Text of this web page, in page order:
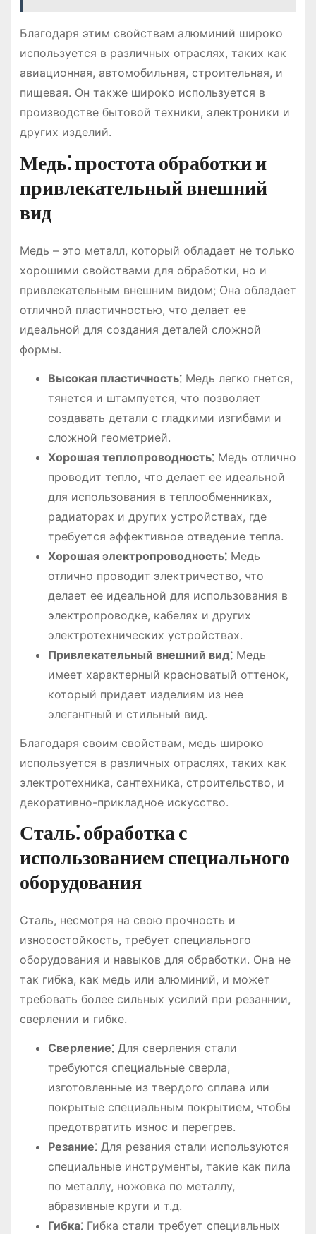
Благодаря этим свойствам алюминий широко
используется в различных отраслях, таких как
авиационная, автомобильная, строительная, и
пищевая. Он также широко используется в
производстве бытовой техники, электроники и
других изделий.
Медь⁚ простота обработки и
привлекательный внешний
вид
Медь – это металл, который обладает не только
хорошими свойствами для обработки, но и
привлекательным внешним видом; Она обладает
отличной пластичностью, что делает ее
идеальной для создания деталей сложной
формы.
Высокая пластичность⁚Медь легко гнется,
тянется и штампуется, что позволяет
создавать детали с гладкими изгибами и
сложной геометрией.
Хорошая теплопроводность⁚Медь отлично
проводит тепло, что делает ее идеальной
для использования в теплообменниках,
радиаторах и других устройствах, где
требуется эффективное отведение тепла.
Хорошая электропроводность⁚Медь
отлично проводит электричество, что
делает ее идеальной для использования в
электропроводке, кабелях и других
электротехнических устройствах.
Привлекательный внешний вид⁚Медь
имеет характерный красноватый оттенок,
который придает изделиям из нее
элегантный и стильный вид.
Благодаря своим свойствам, медь широко
используется в различных отраслях, таких как
электротехника, сантехника, строительство, и
декоративно-прикладное искусство.
Сталь⁚ обработка с
использованием специального
оборудования
Сталь, несмотря на свою прочность и
износостойкость, требует специального
оборудования и навыков для обработки. Она не
так гибка, как медь или алюминий, и может
требовать более сильных усилий при резаннии,
сверлении и гибке.
Сверление⁚Для сверления стали
требуются специальные сверла,
изготовленные из твердого сплава или
покрытые специальным покрытием, чтобы
предотвратить износ и перегрев.
Резание⁚Для резания стали используются
специальные инструменты, такие как пила
по металлу, ножовка по металлу,
абразивные круги и т.д.
Гибка⁚Гибка стали требует специальных